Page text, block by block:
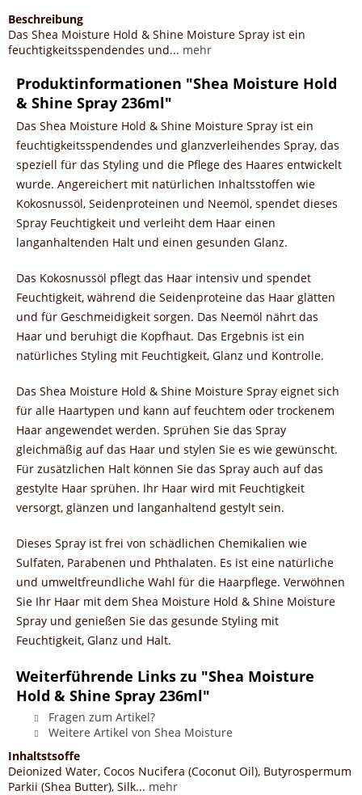
Beschreibung
Das Shea Moisture Hold & Shine Moisture Spray ist ein
feuchtigkeitsspendendes und... mehr
Produktinformationen "Shea Moisture Hold
& Shine Spray 236ml"
Das Shea Moisture Hold & Shine Moisture Spray ist ein
feuchtigkeitsspendendes und glanzverleihendes Spray, das
speziell für das Styling und die Pflege des Haares entwickelt
wurde. Angereichert mit natürlichen Inhaltsstoffen wie
Kokosnussöl, Seidenproteinen und Neemöl, spendet dieses
Spray Feuchtigkeit und verleiht dem Haar einen
langanhaltenden Halt und einen gesunden Glanz.
Das Kokosnussöl pflegt das Haar intensiv und spendet
Feuchtigkeit, während die Seidenproteine das Haar glätten
und für Geschmeidigkeit sorgen. Das Neemöl nährt das
Haar und beruhigt die Kopfhaut. Das Ergebnis ist ein
natürliches Styling mit Feuchtigkeit, Glanz und Kontrolle.
Das Shea Moisture Hold & Shine Moisture Spray eignet sich
für alle Haartypen und kann auf feuchtem oder trockenem
Haar angewendet werden. Sprühen Sie das Spray
gleichmäßig auf das Haar und stylen Sie es wie gewünscht.
Für zusätzlichen Halt können Sie das Spray auch auf das
gestylte Haar sprühen. Ihr Haar wird mit Feuchtigkeit
versorgt, glänzen und langanhaltend gestylt sein.
Dieses Spray ist frei von schädlichen Chemikalien wie
Sulfaten, Parabenen und Phthalaten. Es ist eine natürliche
und umweltfreundliche Wahl für die Haarpflege. Verwöhnen
Sie Ihr Haar mit dem Shea Moisture Hold & Shine Moisture
Spray und genießen Sie das gesunde Styling mit
Feuchtigkeit, Glanz und Halt.
Weiterführende Links zu "Shea Moisture
Hold & Shine Spray 236ml"
Fragen zum Artikel?
Weitere Artikel von Shea Moisture
Inhaltstsoffe
Deionized Water, Cocos Nucifera (Coconut Oil), Butyrospermum
Parkii (Shea Butter), Silk... mehr